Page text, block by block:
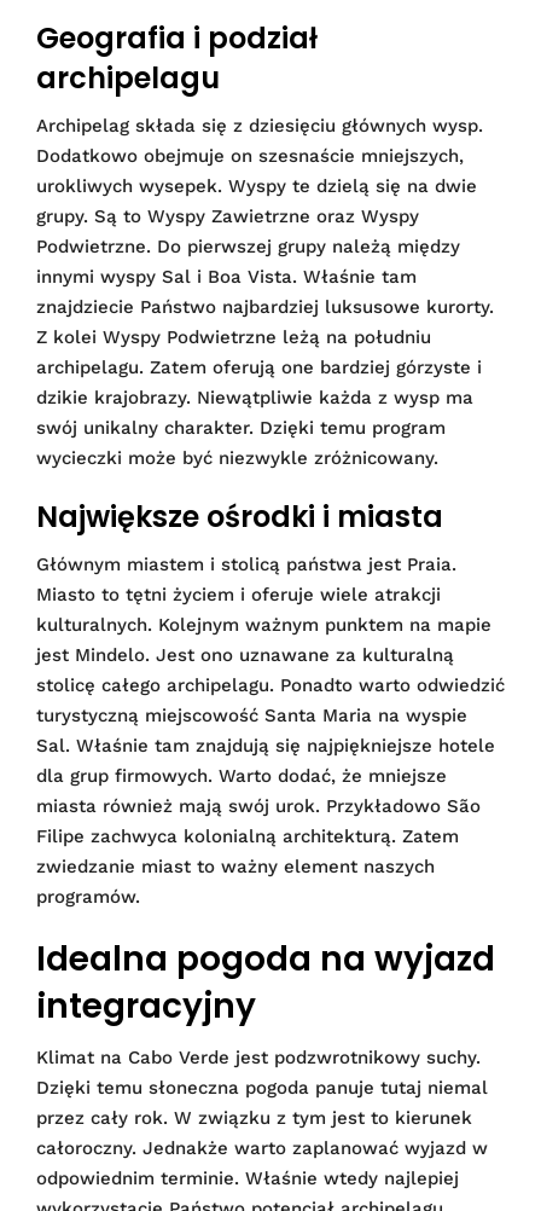
Geografia i podział
archipelagu
Archipelag składa się z dziesięciu głównych wysp.
Dodatkowo obejmuje on szesnaście mniejszych,
urokliwych wysepek. Wyspy te dzielą się na dwie
grupy. Są to Wyspy Zawietrzne oraz Wyspy
Podwietrzne. Do pierwszej grupy należą między
innymi wyspy Sal i Boa Vista. Właśnie tam
znajdziecie Państwo najbardziej luksusowe kurorty.
Z kolei Wyspy Podwietrzne leżą na południu
archipelagu. Zatem oferują one bardziej górzyste i
dzikie krajobrazy. Niewątpliwie każda z wysp ma
swój unikalny charakter. Dzięki temu program
wycieczki może być niezwykle zróżnicowany.
Największe ośrodki i miasta
Głównym miastem i stolicą państwa jest Praia.
Miasto to tętni życiem i oferuje wiele atrakcji
kulturalnych. Kolejnym ważnym punktem na mapie
jest Mindelo. Jest ono uznawane za kulturalną
stolicę całego archipelagu. Ponadto warto odwiedzić
turystyczną miejscowość Santa Maria na wyspie
Sal. Właśnie tam znajdują się najpiękniejsze hotele
dla grup firmowych. Warto dodać, że mniejsze
miasta również mają swój urok. Przykładowo São
Filipe zachwyca kolonialną architekturą. Zatem
zwiedzanie miast to ważny element naszych
programów.
Idealna pogoda na wyjazd
integracyjny
Klimat na Cabo Verde jest podzwrotnikowy suchy.
Dzięki temu słoneczna pogoda panuje tutaj niemal
przez cały rok. W związku z tym jest to kierunek
całoroczny. Jednakże warto zaplanować wyjazd w
odpowiednim terminie. Właśnie wtedy najlepiej